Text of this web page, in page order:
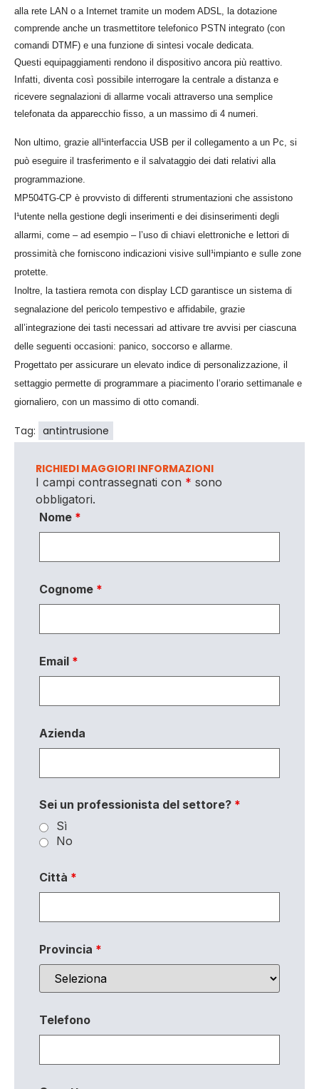
alla rete LAN o a Internet tramite un modem ADSL, la dotazione
comprende anche un trasmettitore telefonico PSTN integrato (con
comandi DTMF) e una funzione di sintesi vocale dedicata.
Questi equipaggiamenti rendono il dispositivo ancora più reattivo.
Infatti, diventa così possibile interrogare la centrale a distanza e
ricevere segnalazioni di allarme vocali attraverso una semplice
telefonata da apparecchio fisso, a un massimo di 4 numeri.
Non ultimo, grazie all¹interfaccia USB per il collegamento a un Pc, si
può eseguire il trasferimento e il salvataggio dei dati relativi alla
programmazione.
MP504TG-CP è provvisto di differenti strumentazioni che assistono
l¹utente nella gestione degli inserimenti e dei disinserimenti degli
allarmi, come – ad esempio – l’uso di chiavi elettroniche e lettori di
prossimità che forniscono indicazioni visive sull¹impianto e sulle zone
protette.
Inoltre, la tastiera remota con display LCD garantisce un sistema di
segnalazione del pericolo tempestivo e affidabile, grazie
all’integrazione dei tasti necessari ad attivare tre avvisi per ciascuna
delle seguenti occasioni: panico, soccorso e allarme.
Progettato per assicurare un elevato indice di personalizzazione, il
settaggio permette di programmare a piacimento l’orario settimanale e
giornaliero, con un massimo di otto comandi.
Tag: antintrusione
RICHIEDI MAGGIORI INFORMAZIONI
I campi contrassegnati con * sono
obbligatori.
Nome *
Cognome *
Email *
Azienda
Sei un professionista del settore? *
Sì
No
Città *
Provincia *
Telefono